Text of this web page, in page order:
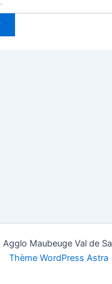
Maubeuge Val de
Thème WordPress Astra